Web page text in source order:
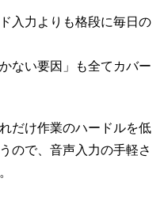
入力よりも格段に毎日の
ない要因」も全てカバー
だけ作業のハードルを低
ので、音声入力の手軽さ